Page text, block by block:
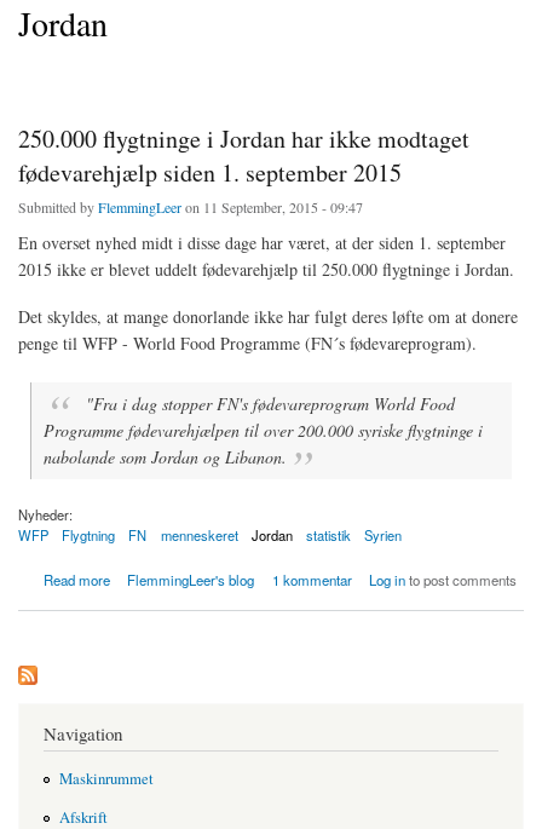
Jordan
250.000 flygtninge i Jordan har ikke modtaget
fødevarehjælp siden 1. september 2015
Submitted byFlemmingLeeron 11 September, 2015 - 09:47
En overset nyhed midt i disse dage har været, at der siden 1. september
2015 ikke er blevet uddelt fødevarehjælp til 250.000 flygtninge i Jordan.
Det skyldes, at mange donorlande ikke har fulgt deres løfte om at donere
penge til WFP - World Food Programme (FN´s fødevareprogram).
"Fra i dag stopper FN's fødevareprogram World Food
Programme fødevarehjælpen til over 200.000 syriske flygtninge i
nabolande som Jordan og Libanon.
Nyheder:
WFP
Flygtning FN menneskeret Jordan statistik Syrien
Read more
about 250.000 flygtninge i Jordan har ikke modtaget fødevarehjælp siden 1. september
FlemmingLeer's blog 1 kommentar Log into post comments
Navigation
Maskinrummet
Afskrift